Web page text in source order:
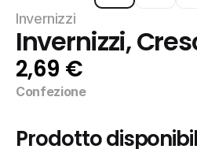
Invernizzi
Invernizzi,
2,69 €
Confezione
Prodotto